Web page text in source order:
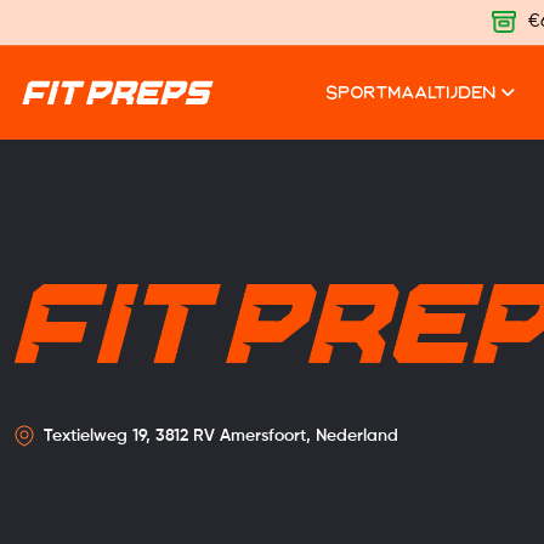
SPORTMAALTIJDEN
Textielweg 19, 3812 RV Amersfoort, Nederland